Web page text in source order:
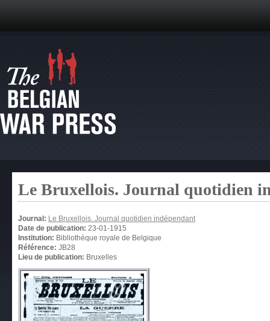
Le Bruxellois. Journal quotidien
Journal: Le Bruxellois. Journal quotidien indépendant
Date de publication: 23-01-1915
Institution: Bibliothèque royale de Belgique
Référence: JB28
Lieu de publication: Bruxelles